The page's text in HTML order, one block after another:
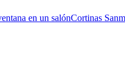
en un salónCortinas